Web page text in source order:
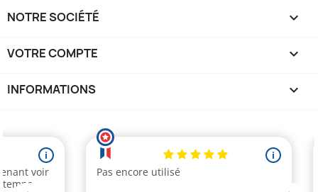
(1 avis)
NOTRE SOCIÉTÉ 
VOTRE COMPTE 
INFORMATIONS keyboard_arrow_down